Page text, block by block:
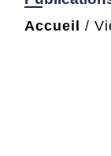
Accueil /